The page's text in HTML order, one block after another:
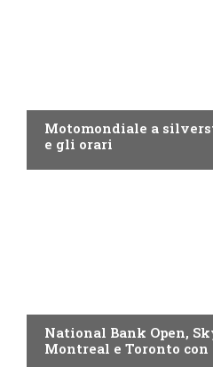
Motomondiale a
e gli orari
National Bank Open,
Montreal e Toronto con